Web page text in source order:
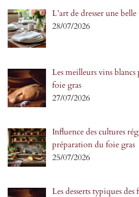
L’art de dresser une
28/07/2026
Les meilleurs vins
foie gras
27/07/2026
Influence des cultures
préparation du foie gras
25/07/2026
Les desserts typiques des